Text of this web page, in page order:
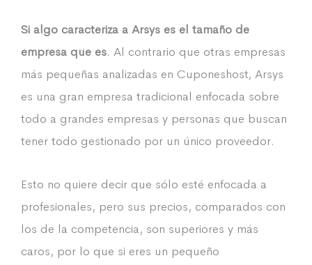
Si algo caracteriza a Arsys es el tamaño de
empresa que es. Al contrario que otras empresas
más pequeñas analizadas en Cuponeshost, Arsys
es una gran empresa tradicional enfocada sobre
todo a grandes empresas y personas que buscan
tener todo gestionado por un único proveedor.
Esto no quiere decir que sólo esté enfocada a
profesionales, pero sus precios, comparados con
los de la competencia, son superiores y más
caros, por lo que si eres un pequeño